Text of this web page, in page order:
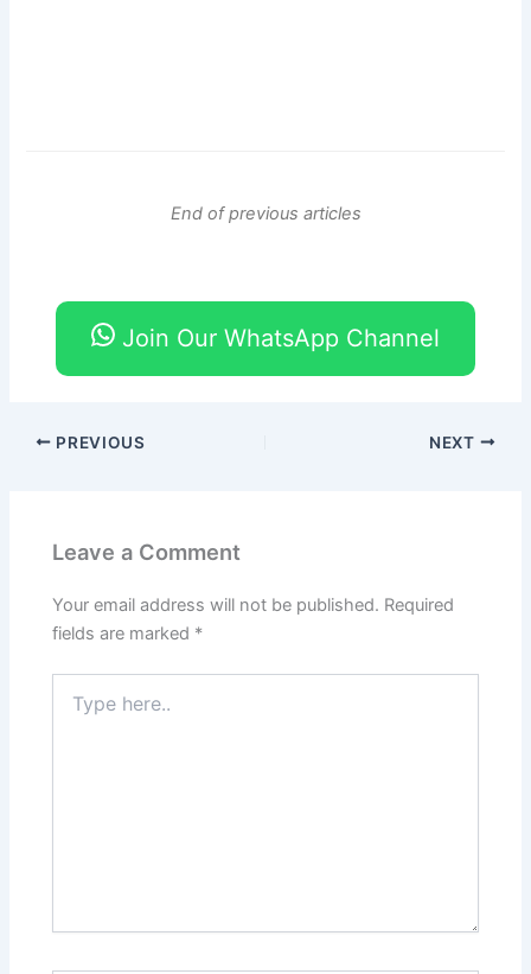
End of previous articles
Join Our WhatsApp Channel
PREVIOUS NEXT
Leave a Comment
Your email address will not be published. Required
fields are marked *
here..